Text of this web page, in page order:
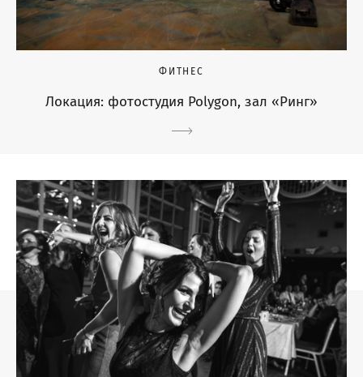
ФИТНЕС
Локация: фотостудия Polygon, зал «Ринг»